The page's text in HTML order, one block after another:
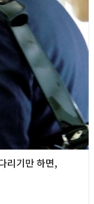
리기만 하면,